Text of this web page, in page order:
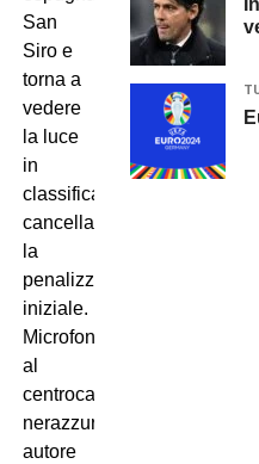
San
Siro e
torna a
vedere
la luce
in
classifica,
cancellando
la
penalizzazione
iniziale.
Microfoni
al
centrocampista
nerazzurro,
autore